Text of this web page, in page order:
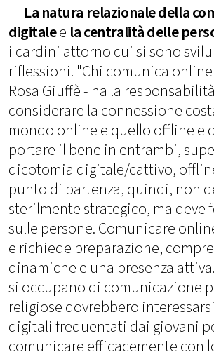
La natura relazionale della
digitalee la centralità delle
i cardini attorno cui si sono
riflessioni. "Chi comunica
Rosa Giuffè - ha la
considerare la connessione
mondo online e quello offline e
portare il bene in entrambi,
dicotomia digitale/cattivo,
punto di partenza, quindi, non
sterilmente strategico, ma deve
sulle persone. Comunicare
e richiede preparazione,
dinamiche e una presenza
si occupano di comunicazione
religiose dovrebbero
digitali frequentati dai giovani
comunicare efficacemente con